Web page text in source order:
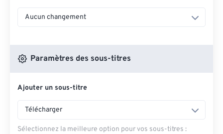
Aucun changement
Paramètres des sous-titres
Ajouter un sous-titre
Télécharger
Sélectionnez la meilleure option pour vos sous-titres :